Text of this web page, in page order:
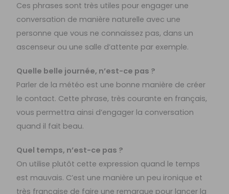
Ces phrases sont très utiles pour engager une
conversation de manière naturelle avec une
personne que vous ne connaissez pas, dans un
ascenseur ou une salle d’attente par exemple.
Quelle belle journée, n’est-ce pas ?
Parler de la météo est une bonne manière de créer
le contact. Cette phrase, très courante en français,
vous permettra ainsi d’engager la conversation
quand il fait beau.
Quel temps, n’est-ce pas ?
On utilise plutôt cette expression quand le temps
est mauvais. C’est une manière un peu ironique et
très française de faire une remarque pour lancer la